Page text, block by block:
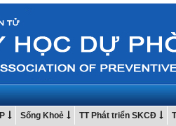
Sống Khoẻ TT Phát triển SKCĐ